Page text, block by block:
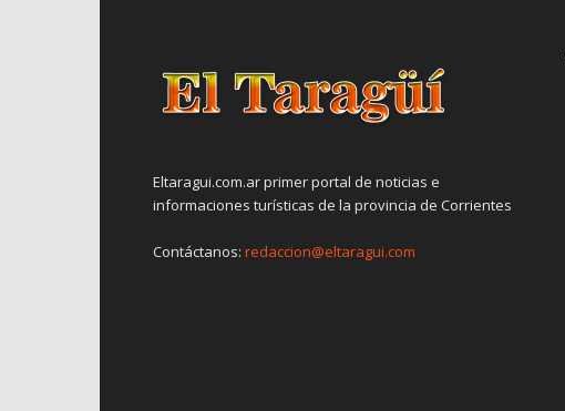
Eltaragui.com.ar primer portal de noticias e
informaciones turísticas de la provincia de Corrientes
Contáctanos: redaccion@eltaragui.com